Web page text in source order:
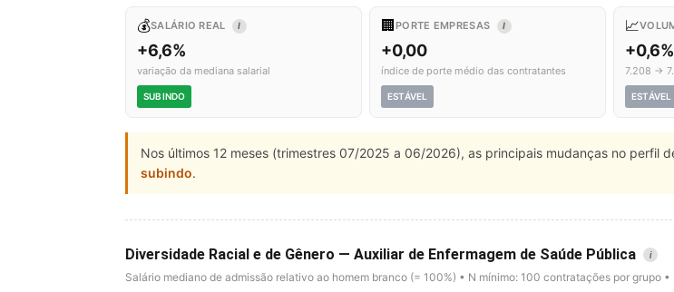
💰SALÁRIO REAL I
+6,6%
variação da mediana salarial
SUBINDO
🏢 PORTE EMPRESAS I
+0,00
índice de porte médio das contratantes
ESTÁVEL
📈
+0,6%
7.208 →
ESTÁVEL
Nos últimos 12 meses (trimestres 07/2025 a 06/2026), as principais mudanças no perfil
subindo.
Diversidade Racial e de Gênero — Auxiliar de Enfermagem de Saúde Pública i
Salário mediano de admissão relativo ao homem branco (= 100%) • N mínimo: 100 contratações por grupo •